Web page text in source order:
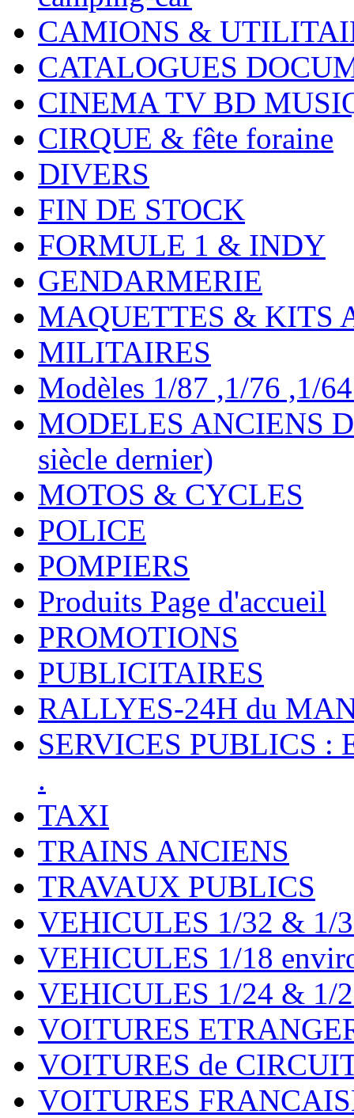
CAMIONS &
CATALOGUES
CINEMA TV BD
CIRQUE & fête foraine
DIVERS
FIN DE STOCK
FORMULE 1 & INDY
GENDARMERIE
MAQUETTES & KITS
MILITAIRES
Modèles 1/87 ,1/76 ,1/
MODELES ANCIENS
siècle dernier)
MOTOS & CYCLES
POLICE
POMPIERS
Produits Page d'accueil
PROMOTIONS
PUBLICITAIRES
RALLYES-24H du
SERVICES PUBLICS :
.
TAXI
TRAINS ANCIENS
TRAVAUX PUBLICS
VEHICULES 1/32 & 1/
VEHICULES 1/18
VEHICULES 1/24 & 1/
VOITURES
VOITURES de
VOITURES